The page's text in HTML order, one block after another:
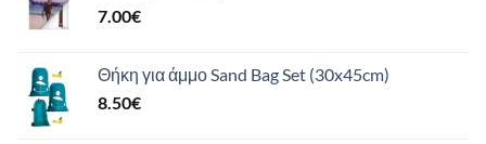
7.00€
Θήκη για άμμο Sand Bag Set (30x45cm)
8.50€